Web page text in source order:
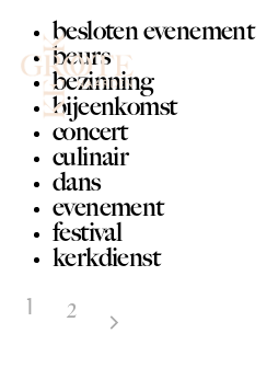
Ga
naar
de
inhoud
besloten evenement
beurs
bezinning
bijeenkomst
concert
culinair
dans
evenement
festival
kerkdienst
1 2